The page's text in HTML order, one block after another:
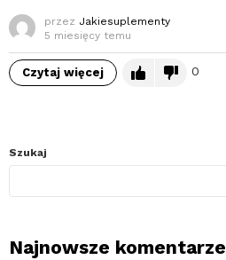
przez Jakiesuplementy
5 miesięcy temu
Czytaj więcej 0
Szukaj
Najnowsze komentarze